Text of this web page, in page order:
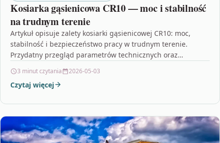
Kosiarka gąsienicowa CR10 — moc i stabilność
na trudnym terenie
Artykuł opisuje zalety kosiarki gąsienicowej CR10: moc,
stabilność i bezpieczeństwo pracy w trudnym terenie.
Przydatny przegląd parametrów technicznych oraz
3 minut czytania 2026-05-03
Czytaj więcej